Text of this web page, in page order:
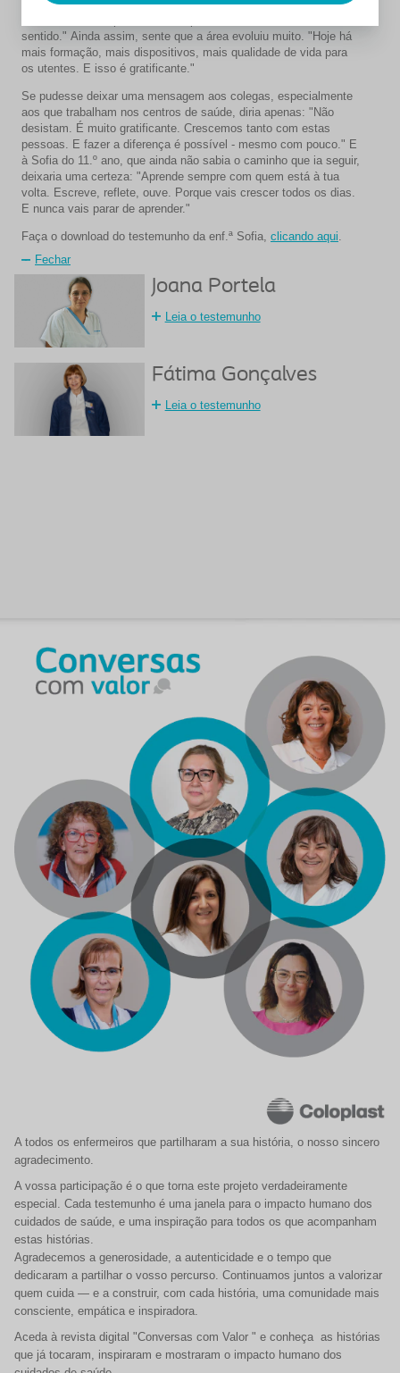
conheço o utente, que sei o que precisa. Mas continuo a
sentido." Ainda assim, sente que a área evoluiu muito. "Hoje há
mais formação, mais dispositivos, mais qualidade de vida para
os utentes. E isso é gratificante."
Se pudesse deixar uma mensagem aos colegas, especialmente
aos que trabalham nos centros de saúde, diria apenas: "Não
desistam. É muito gratificante. Crescemos tanto com estas
pessoas. E fazer a diferença é possível - mesmo com pouco." E
à Sofia do 11.º ano, que ainda não sabia o caminho que ia seguir,
deixaria uma certeza: "Aprende sempre com quem está à tua
volta. Escreve, reflete, ouve. Porque vais crescer todos os dias.
E nunca vais parar de aprender."
Faça o download do testemunho da enf.ª Sofia, clicando aqui.
Fechar
Joana Portela
Leia o testemunho
Fátima Gonçalves
Leia o testemunho
A todos os enfermeiros que partilharam a sua história, o nosso sincero
agradecimento.
A vossa participação é o que torna este projeto verdadeiramente
especial. Cada testemunho é uma janela para o impacto humano dos
cuidados de saúde, e uma inspiração para todos os que acompanham
estas histórias.
Agradecemos a generosidade, a autenticidade e o tempo que
dedicaram a partilhar o vosso percurso. Continuamos juntos a valorizar
quem cuida — e a construir, com cada história, uma comunidade mais
consciente, empática e inspiradora.
Aceda à revista digital "Conversas com Valor " e conheça as histórias
que já tocaram, inspiraram e mostraram o impacto humano dos